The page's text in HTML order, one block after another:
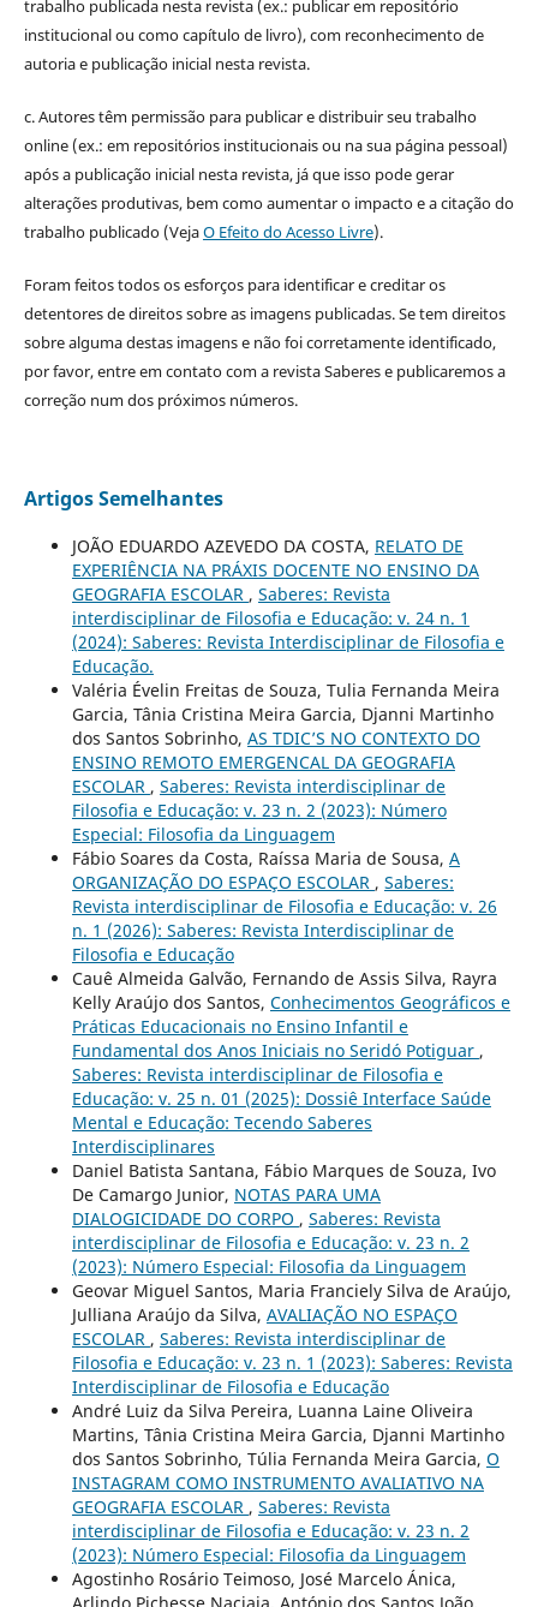
trabalho publicada nesta revista (ex.: publicar em repositório
institucional ou como capítulo de livro), com reconhecimento de
autoria e publicação inicial nesta revista.
c. Autores têm permissão para publicar e distribuir seu trabalho
online (ex.: em repositórios institucionais ou na sua página pessoal)
após a publicação inicial nesta revista, já que isso pode gerar
alterações produtivas, bem como aumentar o impacto e a citação do
trabalho publicado (VejaO Efeito do Acesso Livre).
Foram feitos todos os esforços para identificar e creditar os
detentores de direitos sobre as imagens publicadas. Se tem direitos
sobre alguma destas imagens e não foi corretamente identificado,
por favor, entre em contato com a revista Saberes e publicaremos a
correção num dos próximos números.
Artigos Semelhantes
JOÃO EDUARDO AZEVEDO DA COSTA, RELATO DE
EXPERIÊNCIA NA PRÁXIS DOCENTE NO ENSINO DA
GEOGRAFIA ESCOLAR , Saberes: Revista
interdisciplinar de Filosofia e Educação: v. 24 n. 1
(2024): Saberes: Revista Interdisciplinar de Filosofia e
Educação.
Valéria Évelin Freitas de Souza, Tulia Fernanda Meira
Garcia, Tânia Cristina Meira Garcia, Djanni Martinho
dos Santos Sobrinho, AS TDIC’S NO CONTEXTO DO
ENSINO REMOTO EMERGENCAL DA GEOGRAFIA
ESCOLAR , Saberes: Revista interdisciplinar de
Filosofia e Educação: v. 23 n. 2 (2023): Número
Especial: Filosofia da Linguagem
Fábio Soares da Costa, Raíssa Maria de Sousa, A
ORGANIZAÇÃO DO ESPAÇO ESCOLAR , Saberes:
Revista interdisciplinar de Filosofia e Educação: v. 26
n. 1 (2026): Saberes: Revista Interdisciplinar de
Filosofia e Educação
Cauê Almeida Galvão, Fernando de Assis Silva, Rayra
Kelly Araújo dos Santos, Conhecimentos Geográficos e
Práticas Educacionais no Ensino Infantil e
Fundamental dos Anos Iniciais no Seridó Potiguar ,
Saberes: Revista interdisciplinar de Filosofia e
Educação: v. 25 n. 01 (2025): Dossiê Interface Saúde
Mental e Educação: Tecendo Saberes
Interdisciplinares
Daniel Batista Santana, Fábio Marques de Souza, Ivo
De Camargo Junior, NOTAS PARA UMA
DIALOGICIDADE DO CORPO , Saberes: Revista
interdisciplinar de Filosofia e Educação: v. 23 n. 2
(2023): Número Especial: Filosofia da Linguagem
Geovar Miguel Santos, Maria Franciely Silva de Araújo,
Julliana Araújo da Silva, AVALIAÇÃO NO ESPAÇO
ESCOLAR , Saberes: Revista interdisciplinar de
Filosofia e Educação: v. 23 n. 1 (2023): Saberes: Revista
Interdisciplinar de Filosofia e Educação
André Luiz da Silva Pereira, Luanna Laine Oliveira
Martins, Tânia Cristina Meira Garcia, Djanni Martinho
dos Santos Sobrinho, Túlia Fernanda Meira Garcia, O
INSTAGRAM COMO INSTRUMENTO AVALIATIVO NA
GEOGRAFIA ESCOLAR , Saberes: Revista
interdisciplinar de Filosofia e Educação: v. 23 n. 2
(2023): Número Especial: Filosofia da Linguagem
Agostinho Rosário Teimoso, José Marcelo Ánica,